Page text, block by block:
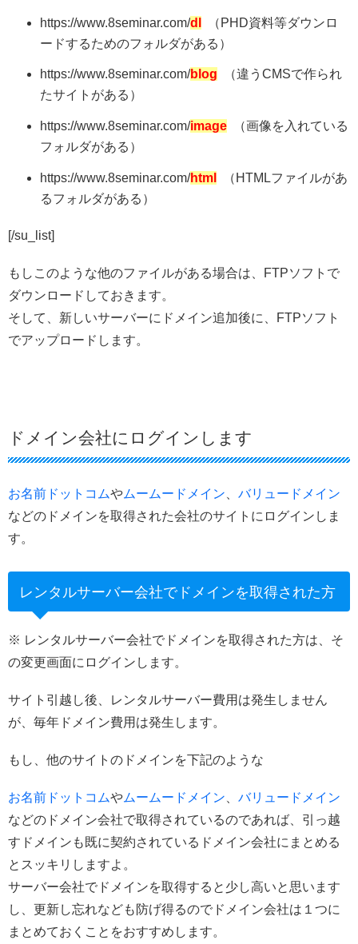
https://www.8seminar.com/dl
（PHD資料等ダウンロ
ードするためのフォルダがある）
https://www.8seminar.com/blog （違うCMSで作られ
たサイトがある）
https://www.8seminar.com/image （画像を入れている
フォルダがある）
https://www.8seminar.com/html
（HTMLファイルがあ
るフォルダがある）
[/su_list]
もしこのような他のファイルがある場合は、FTPソフトで
ダウンロードしておきます。
そして、新しいサーバーにドメイン追加後に、FTPソフト
でアップロードします。
ドメイン会社にログインします
お名前ドットコムやムームードメイン
バリュードメイン
などのドメインを取得された会社のサイトにログインしま
す。
レンタルサーバー会社でドメインを取得された方
※ レンタルサーバー会社でドメインを取得された方は、そ
の変更画面にログインします。
サイト引越し後、レンタルサーバー費用は発生しません
が、毎年ドメイン費用は発生します。
もし、他のサイトのドメインを下記のような
お名前ドットコムやムームードメイン
バリュードメイン
などのドメイン会社で取得されているのであれば、引っ越
すドメインも既に契約されているドメイン会社にまとめる
とスッキリしますよ。
サーバー会社でドメインを取得すると少し高いと思います
し、更新し忘れなども防げ得るのでドメイン会社は１つに
まとめておくことをおすすめします。